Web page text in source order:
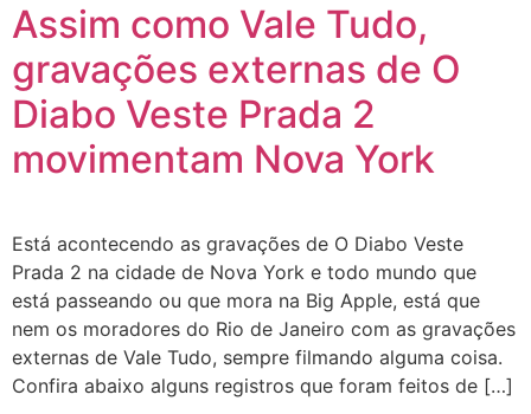
Assim como Vale Tudo,
gravações externas de O
Diabo Veste Prada 2
movimentam Nova York
Está acontecendo as gravações de O Diabo Veste
Prada 2 na cidade de Nova York e todo mundo que
está passeando ou que mora na Big Apple, está que
nem os moradores do Rio de Janeiro com as gravações
externas de Vale Tudo, sempre filmando alguma coisa.
Confira abaixo alguns registros que foram feitos de […]